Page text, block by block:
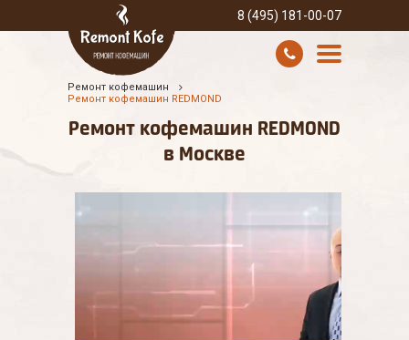
8 (495) 181-00-07
УСЛУГИ И ЦЕНЫ
Ремонт кофемашин
Ремонт кофемашин REDMOND
Ремонт кофемашин REDMOND
в Москве